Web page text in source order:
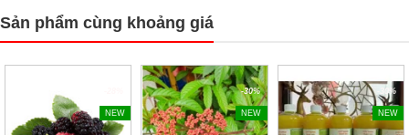
Sản phẩm cùng khoảng giá
NEW
-30%
NEW
-30%
NEW